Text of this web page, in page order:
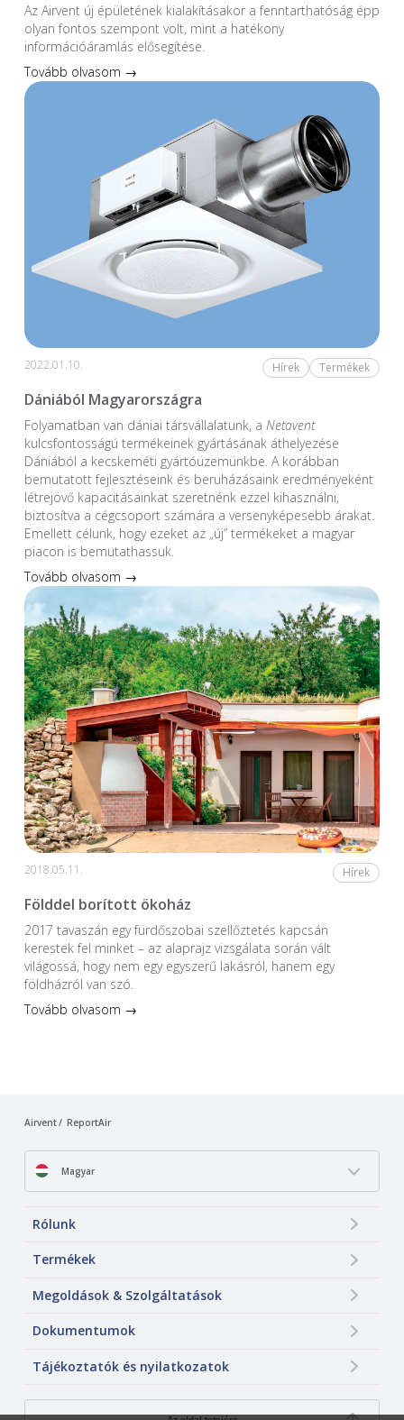
Az Airvent új épületének kialakításakor a fenntarthatóság épp
olyan fontos szempont volt, mint a hatékony
információáramlás elősegítése.
Tovább olvasom →
2022.01.10. Hírek Termékek
Dániából Magyarországra
Folyamatban van dániai társvállalatunk, a Netavent
kulcsfontosságú termékeinek gyártásának áthelyezése
Dániából a kecskeméti gyártóüzemünkbe. A korábban
bemutatott fejlesztéseink és beruházásaink eredményeként
létrejövő kapacitásainkat szeretnénk ezzel kihasználni,
biztosítva a cégcsoport számára a versenyképesebb árakat.
Emellett célunk, hogy ezeket az „új” termékeket a magyar
piacon is bemutathassuk.
Tovább olvasom →
2018.05.11. Hírek
Földdel borított ökoház
2017 tavaszán egy fürdőszobai szellőztetés kapcsán
kerestek fel minket – az alaprajz vizsgálata során vált
világossá, hogy nem egy egyszerű lakásról, hanem egy
földházról van szó.
Tovább olvasom →
Airvent ReportAir
Magyar
Rólunk
Termékek
Megoldások & Szolgáltatások
Dokumentumok
Tájékoztatók és nyilatkozatok